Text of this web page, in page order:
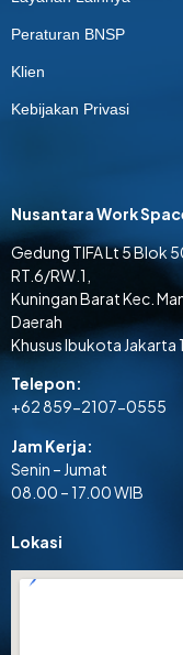
Peraturan BNSP
Klien
Kebijakan Privasi
Nusantara Work
Gedung TIFA Lt 5 Blok
RT.6/RW.1,
Kuningan Barat Kec.
Daerah
Khusus Ibukota Jakarta
Telepon:
+62 859-2107-0555
Jam Kerja:
Senin – Jumat
08.00 – 17.00 WIB
Lokasi